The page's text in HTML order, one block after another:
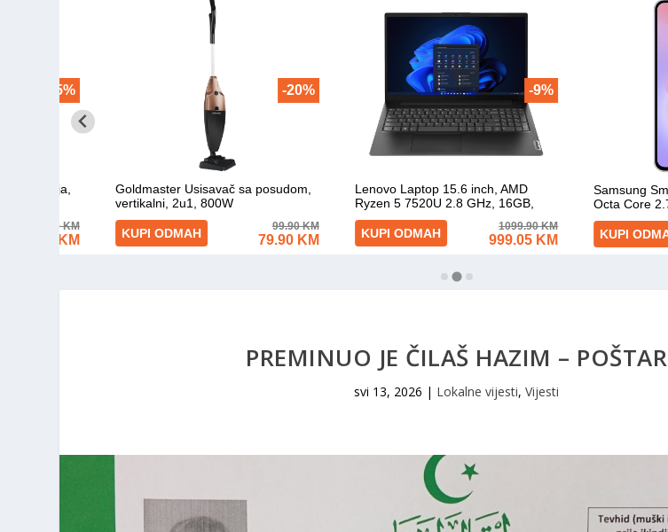
PREMINUO JE ČILAŠ HAZIM – POŠTAR
svi 13, 2026 | Lokalne vijesti,Vijesti